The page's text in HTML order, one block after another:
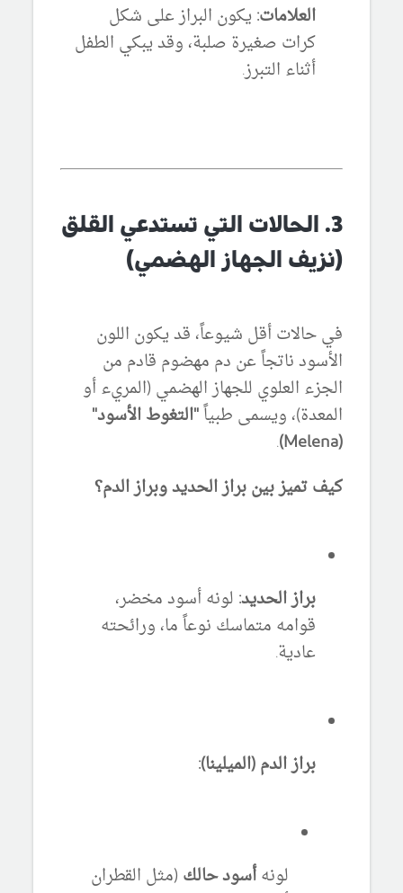
العلامات:يكون البراز على شكل
كرات صغيرة صلبة، وقد يبكي الطفل
أثناء التبرز.
3. الحالات التي تستدعي القلق
(نزيف الجهاز الهضمي)
في حالات أقل شيوعاً، قد يكون اللون
الأسود ناتجاً عن دم مهضوم قادم من
الجزء العلوي للجهاز الهضمي (المريء أو
المعدة)، ويسمى طبياً"التغوط الأسود"
(Melena)
.
كيف تميز بين براز الحديد وبراز الدم؟
براز الحديد: لونه أسود مخضر،
قوامه متماسك نوعاً ما، ورائحته
عادية.
براز الدم (الميلينا):
لونهأسود حالك (مثل القطران